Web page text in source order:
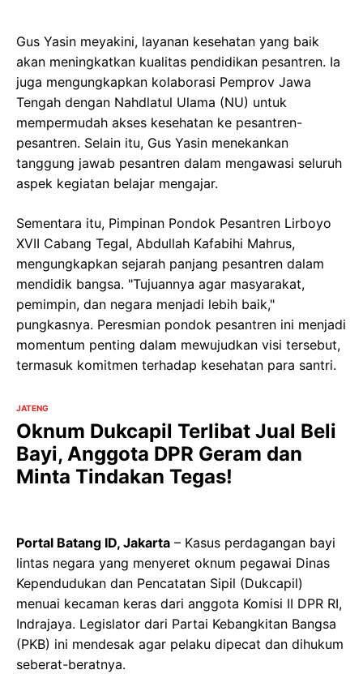
Gus Yasin meyakini, layanan kesehatan yang baik
akan meningkatkan kualitas pendidikan pesantren. Ia
juga mengungkapkan kolaborasi Pemprov Jawa
Tengah dengan Nahdlatul Ulama (NU) untuk
mempermudah akses kesehatan ke pesantren-
pesantren. Selain itu, Gus Yasin menekankan
tanggung jawab pesantren dalam mengawasi seluruh
aspek kegiatan belajar mengajar.
Sementara itu, Pimpinan Pondok Pesantren Lirboyo
XVII Cabang Tegal, Abdullah Kafabihi Mahrus,
mengungkapkan sejarah panjang pesantren dalam
mendidik bangsa. "Tujuannya agar masyarakat,
pemimpin, dan negara menjadi lebih baik,"
pungkasnya. Peresmian pondok pesantren ini menjadi
momentum penting dalam mewujudkan visi tersebut,
termasuk komitmen terhadap kesehatan para santri.
JATENG
Oknum Dukcapil Terlibat Jual Beli
Bayi, Anggota DPR Geram dan
Minta Tindakan Tegas!
Portal Batang ID, Jakarta – Kasus perdagangan bayi
lintas negara yang menyeret oknum pegawai Dinas
Kependudukan dan Pencatatan Sipil (Dukcapil)
menuai kecaman keras dari anggota Komisi II DPR RI,
Indrajaya. Legislator dari Partai Kebangkitan Bangsa
(PKB) ini mendesak agar pelaku dipecat dan dihukum
seberat-beratnya.